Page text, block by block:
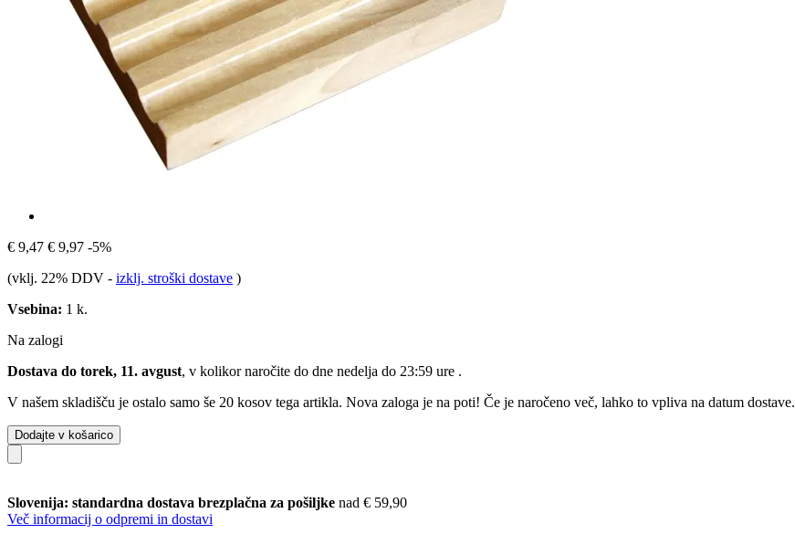
€ 9,47 € 9,97 -5%
(vklj. 22% DDV - izklj. stroški dostave )
Vsebina: 1 k.
Na zalogi
Dostava do torek, 11. avgust, v kolikor naročite do dne nedelja do 23:59 ure .
V našem skladišču je ostalo samo še 20 kosov tega artikla. Nova zaloga je na poti! Če je naročeno več, lahko to vpliva na datum dostave.
Dodajte v košarico
Slovenija: standardna dostava brezplačna za pošiljke nad € 59,90
Več informacij o odpremi in dostavi